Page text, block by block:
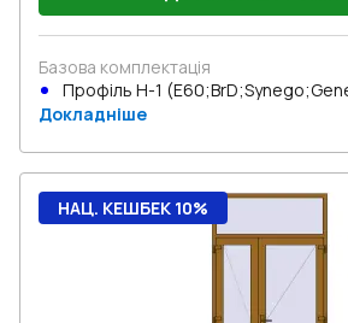
Базова комплектація
Профіль Н-1
Докладніше
НАЦ. КЕШБЕК 10%